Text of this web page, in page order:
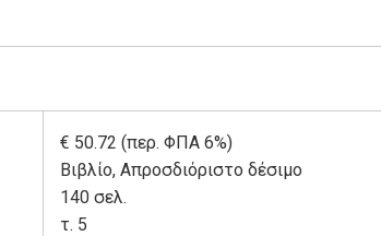
€ 50.72 (περ. ΦΠΑ 6%)
Βιβλίο, Απροσδιόριστο δέσιμο
140 σελ.
τ. 5